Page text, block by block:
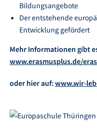
Bildungsangebote
Der entstehende
Entwicklung gefördert
Mehr Informationen gibt
www.erasmusplus.de/
oder hier auf:www.wir-